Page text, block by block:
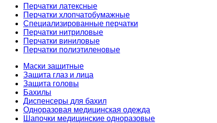
Перчатки латексные
Перчатки хлопчатобумажные
Специализированные перчатки
Перчатки нитриловые
Перчатки виниловые
Перчатки полиэтиленовые
Маски защитные
Защита глаз и лица
Защита головы
Бахилы
Диспенсеры для бахил
Одноразовая медицинская одежда
Шапочки медицинские одноразовые